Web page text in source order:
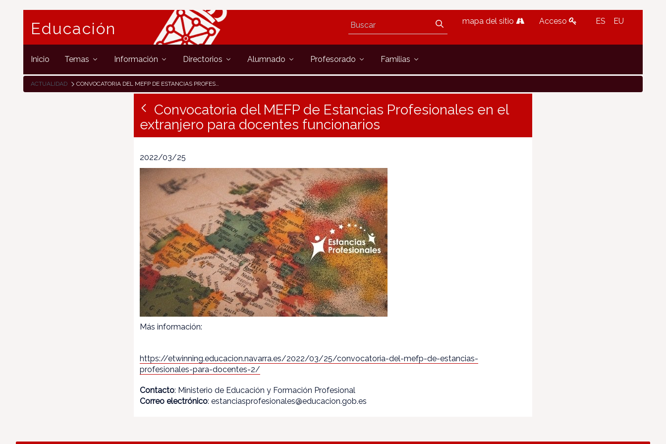
Educación mapa del sitio Acceso ES EU
Inicio Temas Información Directorios Alumnado Profesorado Familias
ACTUALIDAD CONVOCATORIA DEL MEFP DE ESTANCIAS PROFESIONALES EN EL EXTRANJERO PARA DOCENTES FUNCIONARIOS
Convocatoria del MEFP de Estancias Profesionales en el
extranjero para docentes funcionarios
2022/03/25
Más información:
https://etwinning.educacion.navarra.es/2022/03/25/convocatoria-del-mefp-de-estancias-
profesionales-para-docentes-2/
Contacto: Ministerio de Educación y Formación Profesional
Correo electrónico: estanciasprofesionales@educacion.gob.es